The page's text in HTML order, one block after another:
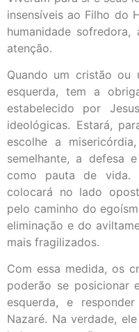
insensíveis ao Filho do
humanidade
atenção.
Quando um cristão ou
esquerda, tem a
estabelecido por
ideológicas. Estará,
escolhe a
semelhante, a defesa
como pauta de vida.
colocará no lado
pelo caminho do
eliminação e do
mais fragilizados.
Com essa medida, os
poderão se posicionar
esquerda, e
Nazaré. Na verdade,